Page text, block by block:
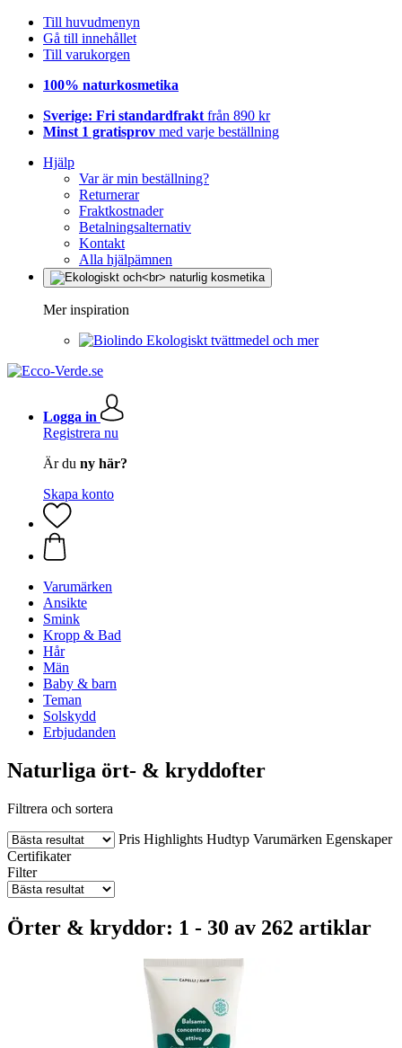
Till huvudmenyn
Gå till innehållet
Till varukorgen
100% naturkosmetika
Sverige: Fri standardfrakt från 890 kr
Minst 1 gratisprov med varje beställning
Hjälp
Var är min beställning?
Returnerar
Fraktkostnader
Betalningsalternativ
Kontakt
Alla hjälpämnen
Mer inspiration
Ekologiskt tvättmedel och mer
Logga in
Registrera nu
Är du ny här?
Skapa konto
Varumärken
Ansikte
Smink
Kropp & Bad
Hår
Män
Baby & barn
Teman
Solskydd
Erbjudanden
Naturliga ört- & kryddofter
Filtrera och sortera
Pris Highlights Hudtyp Varumärken Egenskaper
Certifikater
Filter
Örter & kryddor: 1 - 30 av 262 artiklar